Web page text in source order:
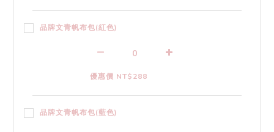
品牌文青帆布包(紅色)
優惠價 NT$288
品牌文青帆布包(藍色)